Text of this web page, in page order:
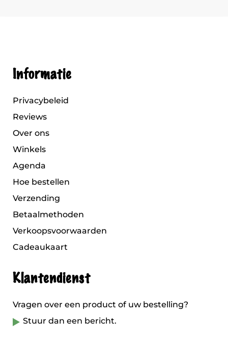
Informatie
Privacybeleid
Reviews
Over ons
Winkels
Agenda
Hoe bestellen
Verzending
Betaalmethoden
Verkoopsvoorwaarden
Cadeaukaart
Klantendienst
Vragen over een product of uw bestelling?
Stuur dan een bericht.